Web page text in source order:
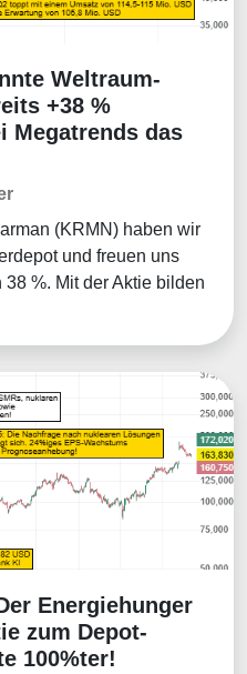
Weltraum-
+38 %
Megatrends das
(KRMN) haben wir
und freuen uns
%. Mit der Aktie bilden
Energiehunger
zum Depot-
100%ter!